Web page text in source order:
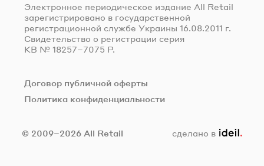
Электронное периодическое издание All Retail
зарегистрировано в государственной
регистрационной службе Украины 16.08.2011 г.
Свидетельство о регистрации серия
КВ № 18257–7075 Р.
Договор публичной оферты
Политика конфиденциальности
© 2009–2026 All Retail сделано в ideil.